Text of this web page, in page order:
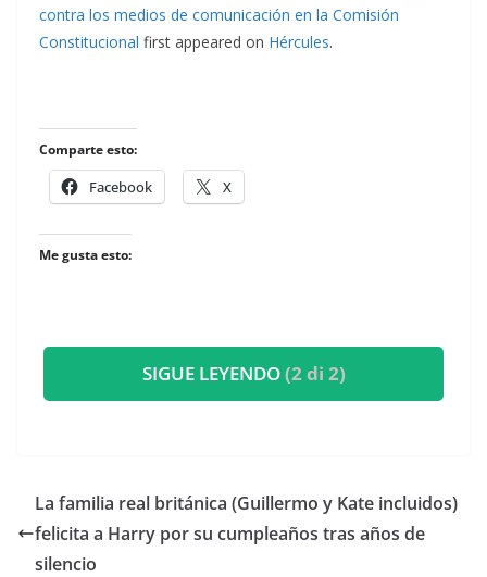
contra los medios de comunicación en la Comisión
Constitucional first appeared on Hércules.
Comparte esto:
Facebook X
Me gusta esto:
SIGUE LEYENDO(2 di 2)
​La familia real británica (Guillermo y Kate incluidos)
felicita a Harry por su cumpleaños tras años de
silencio